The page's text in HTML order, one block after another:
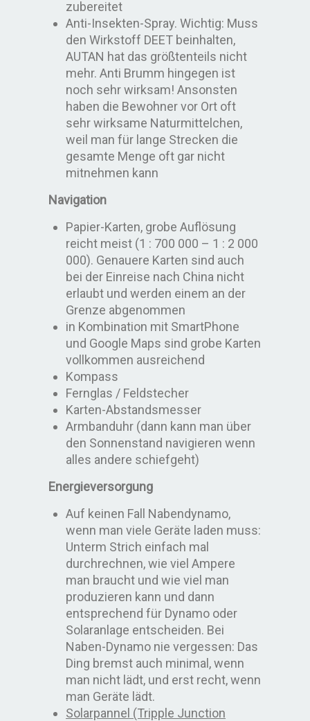
zubereitet
Anti-Insekten-Spray. Wichtig: Muss
den Wirkstoff DEET beinhalten,
AUTAN hat das größtenteils nicht
mehr. Anti Brumm hingegen ist
noch sehr wirksam! Ansonsten
haben die Bewohner vor Ort oft
sehr wirksame Naturmittelchen,
weil man für lange Strecken die
gesamte Menge oft gar nicht
mitnehmen kann
Navigation
Papier-Karten, grobe Auflösung
reicht meist (1 : 700 000 – 1 : 2 000
000). Genauere Karten sind auch
bei der Einreise nach China nicht
erlaubt und werden einem an der
Grenze abgenommen
in Kombination mit SmartPhone
und Google Maps sind grobe Karten
vollkommen ausreichend
Kompass
Fernglas / Feldstecher
Karten-Abstandsmesser
Armbanduhr (dann kann man über
den Sonnenstand navigieren wenn
alles andere schiefgeht)
Energieversorgung
Auf keinen Fall Nabendynamo,
wenn man viele Geräte laden muss:
Unterm Strich einfach mal
durchrechnen, wie viel Ampere
man braucht und wie viel man
produzieren kann und dann
entsprechend für Dynamo oder
Solaranlage entscheiden. Bei
Naben-Dynamo nie vergessen: Das
Ding bremst auch minimal, wenn
man nicht lädt, und erst recht, wenn
man Geräte lädt.
Solarpannel (Tripple Junction